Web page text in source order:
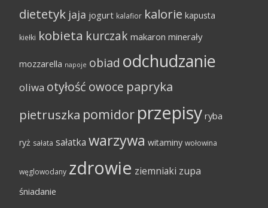
dietetyk jaja jogurt kalafior kalorie kapusta
kiełki kobieta kurczak makaron minerały
mozzarella napoje obiad odchudzanie
oliwa otyłość owoce papryka
pietruszka pomidor przepisy ryba
ryż sałata sałatka warzywa witaminy wołowina
węglowodany zdrowie ziemniaki zupa
śniadanie